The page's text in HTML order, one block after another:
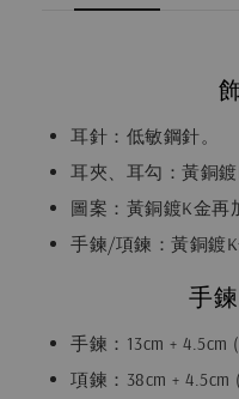
耳針：低敏鋼針。
耳夾、耳勾：黃銅
圖案：黃銅鍍K金再
手鍊/項鍊：黃銅鍍
手
手鍊：13cm +
項鍊：38cm +